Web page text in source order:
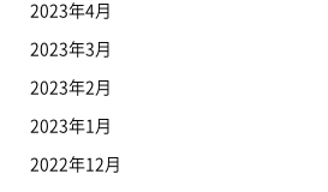
2023年4月
2023年3月
2023年2月
2023年1月
2022年12月